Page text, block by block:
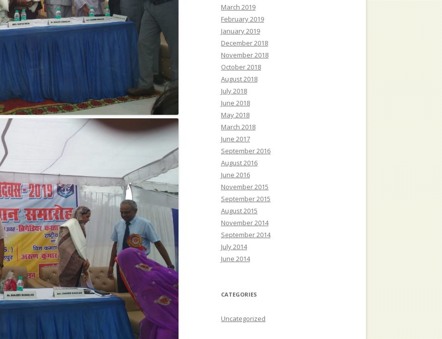
March 2019
February 2019
January 2019
December 2018
November 2018
October 2018
August 2018
July 2018
June 2018
May 2018
March 2018
June 2017
September 2016
August 2016
June 2016
November 2015
September 2015
August 2015
November 2014
September 2014
July 2014
June 2014
CATEGORIES
Uncategorized